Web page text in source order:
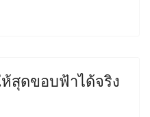
สุดขอบฟ้าได้จริง